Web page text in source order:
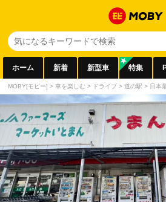
ホーム 新着 新型車 特集
MOBY[モビー] > 車を楽しむ > ドライブ > 道の駅 > 日本